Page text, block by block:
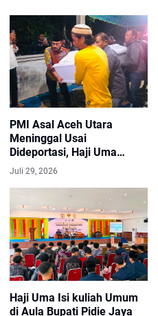
PMI Asal Aceh Utara
Meninggal Usai
Dideportasi, Haji Uma
Fasilitasi Pemulangan dan
ke Rumah Duka
Juli 29, 2026
Haji Uma Isi kuliah Umum
di Aula Bupati Pidie Jaya